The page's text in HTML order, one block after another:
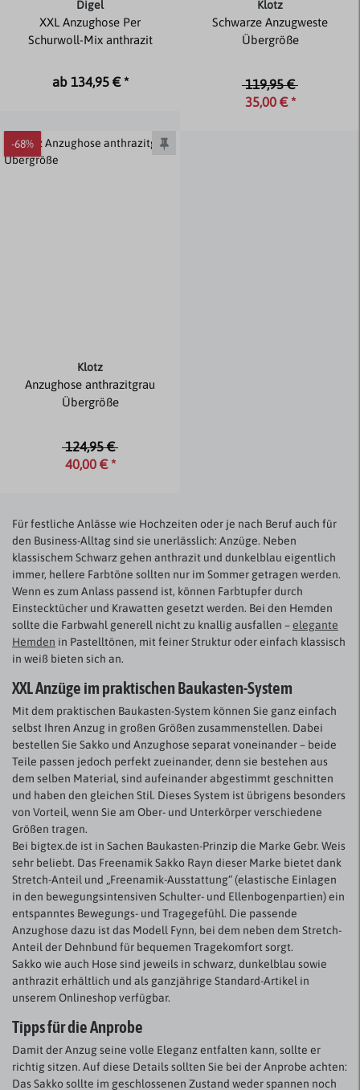
Digel
XXL Anzughose Per
Schurwoll-Mix anthrazit
ab 134,95 € *
Klotz
Schwarze Anzugweste
Übergröße
119,95 €
35,00 € *
-68%
Klotz
Anzughose anthrazitgrau
Übergröße
124,95 €
40,00 € *
Für festliche Anlässe wie Hochzeiten oder je nach Beruf auch für
den Business-Alltag sind sie unerlässlich: Anzüge. Neben
klassischem Schwarz gehen anthrazit und dunkelblau eigentlich
immer, hellere Farbtöne sollten nur im Sommer getragen werden.
Wenn es zum Anlass passend ist, können Farbtupfer durch
Einstecktücher und Krawatten gesetzt werden. Bei den Hemden
sollte die Farbwahl generell nicht zu knallig ausfallen –elegante
Hemden in Pastelltönen, mit feiner Struktur oder einfach klassisch
in weiß bieten sich an.
XXL Anzüge im praktischen Baukasten-System
Mit dem praktischen Baukasten-System können Sie ganz einfach
selbst Ihren Anzug in großen Größen zusammenstellen. Dabei
bestellen Sie Sakko und Anzughose separat voneinander – beide
Teile passen jedoch perfekt zueinander, denn sie bestehen aus
dem selben Material, sind aufeinander abgestimmt geschnitten
und haben den gleichen Stil. Dieses System ist übrigens besonders
von Vorteil, wenn Sie am Ober- und Unterkörper verschiedene
Größen tragen.
Bei bigtex.de ist in Sachen Baukasten-Prinzip die Marke Gebr. Weis
sehr beliebt. Das Freenamik Sakko Rayn dieser Marke bietet dank
Stretch-Anteil und „Freenamik-Ausstattung“ (elastische Einlagen
in den bewegungsintensiven Schulter- und Ellenbogenpartien) ein
entspanntes Bewegungs- und Tragegefühl. Die passende
Anzughose dazu ist das Modell Fynn, bei dem neben dem Stretch-
Anteil der Dehnbund für bequemen Tragekomfort sorgt.
Sakko wie auch Hose sind jeweils in schwarz, dunkelblau sowie
anthrazit erhältlich und als ganzjährige Standard-Artikel in
unserem Onlineshop verfügbar.
Tipps für die Anprobe
Damit der Anzug seine volle Eleganz entfalten kann, sollte er
richtig sitzen. Auf diese Details sollten Sie bei der Anprobe achten:
Das Sakko sollte im geschlossenen Zustand weder spannen noch